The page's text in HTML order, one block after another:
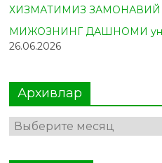
ХИЗМАТИМИЗ ЗАМОНАВИЙ
МИЖОЗНИНГ ДАШНОМИ унга
26.06.2026
Архивлар
Архивлар